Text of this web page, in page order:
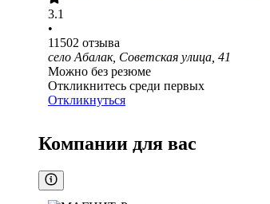
3.1
•
11502 отзыва
село Абалак, Советская улица, 41
Можно без резюме
Откликнитесь среди первых
Откликнуться
Компании для вас